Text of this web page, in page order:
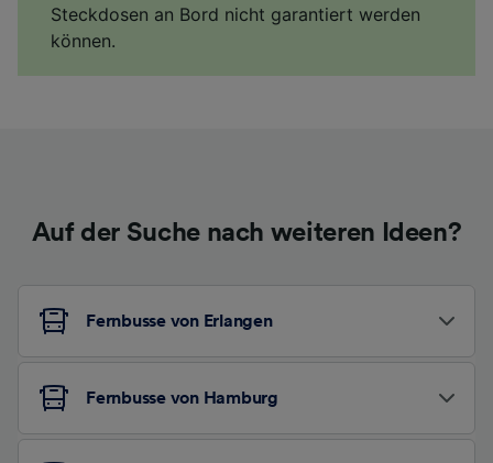
Steckdosen an Bord nicht garantiert werden
können.
Auf der Suche nach weiteren Ideen?
Fernbusse von Erlangen
Fernbusse von Hamburg